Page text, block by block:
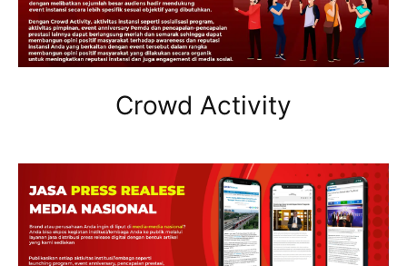
Crowd Activity